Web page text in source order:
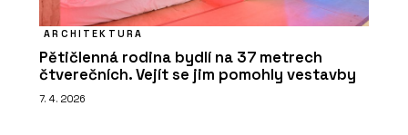
ARCHITEKTURA
Pětičlenná rodina bydlí na 37 metrech
čtverečních. Vejít se jim pomohly vestavby
7. 4. 2026